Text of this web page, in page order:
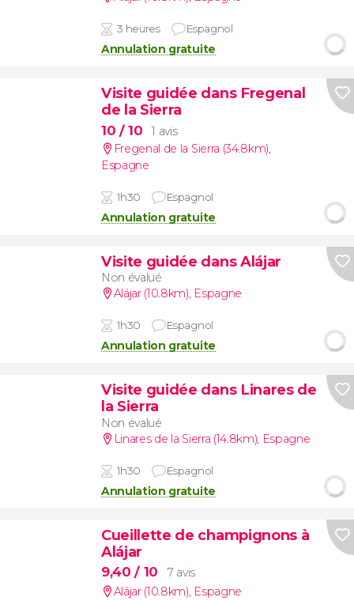
3 heures Espagnol
Annulation gratuite
Visite guidée dans Fregenal
de la Sierra
10 / 10
1 avis
Fregenal de la Sierra (34.8km),
Espagne
1h30 Espagnol
Annulation gratuite
Visite guidée dans Alájar
Non évalué
Alájar (10.8km), Espagne
1h30 Espagnol
Annulation gratuite
Visite guidée dans Linares de
la Sierra
Non évalué
Linares de la Sierra (14.8km), Espagne
1h30 Espagnol
Annulation gratuite
Cueillette de champignons à
Alájar
9,40/ 10
7 avis
Alájar (10.8km), Espagne